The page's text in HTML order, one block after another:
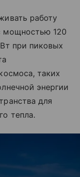
работу
мощностью 120
при пиковых
таких
энергии
для
тепла.